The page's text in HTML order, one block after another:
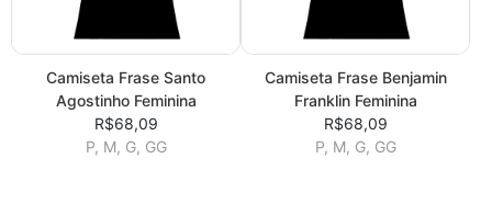
Camiseta Frase Santo
Agostinho Feminina
R$68,09
P, M, G, GG
Camiseta Frase Benjamin
Franklin Feminina
R$68,09
P, M, G, GG